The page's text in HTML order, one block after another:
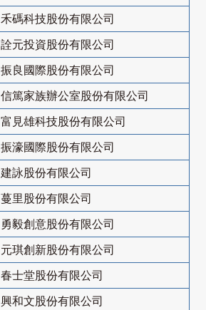
禾碼科技股份有限公司
詮元投資股份有限公司
振良國際股份有限公司
信篤家族辦公室股份有限公司
富見雄科技股份有限公司
振濠國際股份有限公司
建詠股份有限公司
蔓里股份有限公司
勇毅創意股份有限公司
元琪創新股份有限公司
春士堂股份有限公司
興和文股份有限公司